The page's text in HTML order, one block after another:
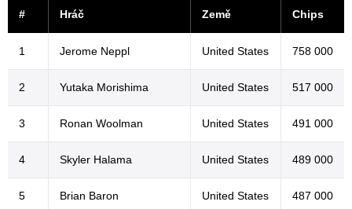
# Hráč Země Chips
1 Jerome Neppl United States 758 000
2 Yutaka Morishima United States 517 000
3 Ronan Woolman United States 491 000
4 Skyler Halama United States 489 000
5 Brian Baron United States 487 000